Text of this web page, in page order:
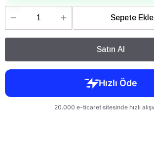
Sepete Ekle
Satın Al